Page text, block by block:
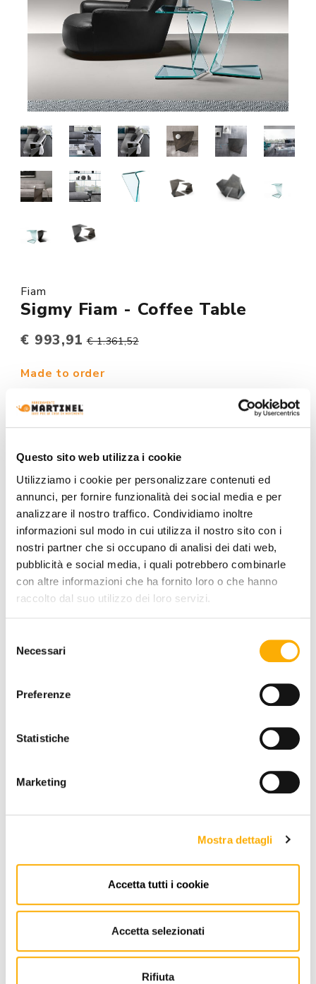
Questo sito web utilizza i cookie
Utilizziamo i cookie per personalizzare contenuti ed
annunci, per fornire funzionalità dei social media e per
analizzare il nostro traffico. Condividiamo inoltre
informazioni sul modo in cui utilizza il nostro sito con i
nostri partner che si occupano di analisi dei dati web,
pubblicità e social media, i quali potrebbero combinarle
con altre informazioni che ha fornito loro o che hanno
raccolto dal suo utilizzo dei loro servizi.
delNecessari
Preferenze
Statistiche
Marketing
Mostra dettagli
Accetta tutti i cookie
Accetta selezionati
Rifiuta
Fiam
Sigmy Fiam - Coffee Table
€ 993,91 € 1.361,52
Made to order
MODEL :
STRUCTURE FINISHING:
+0€ +142€ +196€ +249€ +249€ +538€
-
€ 993,91
ADD TO CART
BEST PRICE GUARANTEED